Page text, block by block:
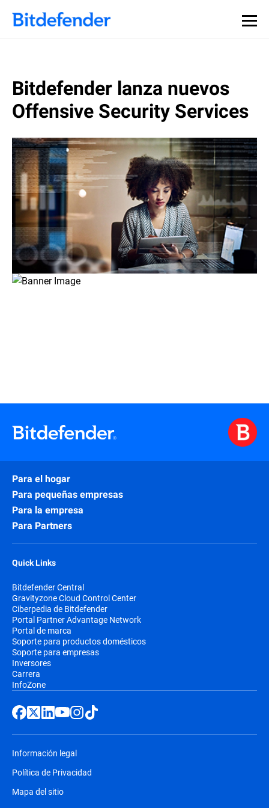
Bitdefender lanza nuevos
Offensive Security Services
Para el hogar
Para pequeñas empresas
Para la empresa
Para Partners
Quick Links
Bitdefender Central
Gravityzone Cloud Control Center
Ciberpedia de Bitdefender
Portal Partner Advantage Network
Portal de marca
Soporte para productos domésticos
Soporte para empresas
Inversores
Carrera
InfoZone
Información legal
Política de Privacidad
Mapa del sitio